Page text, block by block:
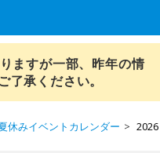
ますが一部、昨年の情
了承ください。
休みイベントカレンダー